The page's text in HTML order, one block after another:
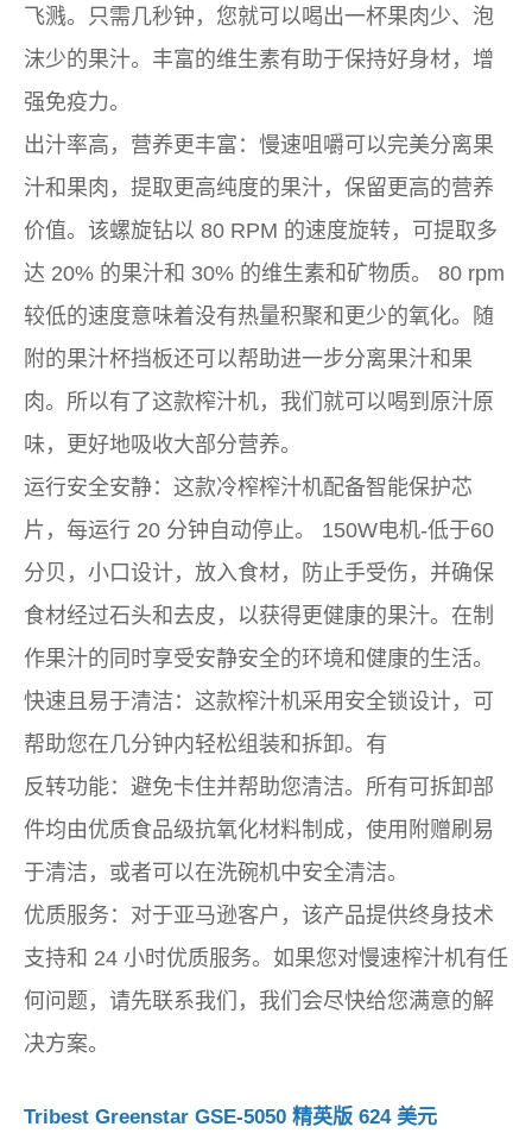
飞溅。只需几秒钟，您就可以喝出一杯果肉少、泡
沫少的果汁。丰富的维生素有助于保持好身材，增
强免疫力。
出汁率高，营养更丰富：慢速咀嚼可以完美分离果
汁和果肉，提取更高纯度的果汁，保留更高的营养
价值。该螺旋钻以 80 RPM 的速度旋转，可提取多
达 20% 的果汁和 30% 的维生素和矿物质。 80 rpm
较低的速度意味着没有热量积聚和更少的氧化。随
附的果汁杯挡板还可以帮助进一步分离果汁和果
肉。所以有了这款榨汁机，我们就可以喝到原汁原
味，更好地吸收大部分营养。
运行安全安静：这款冷榨榨汁机配备智能保护芯
片，每运行 20 分钟自动停止。 150W电机-低于60
分贝，小口设计，放入食材，防止手受伤，并确保
食材经过石头和去皮，以获得更健康的果汁。在制
作果汁的同时享受安静安全的环境和健康的生活。
快速且易于清洁：这款榨汁机采用安全锁设计，可
帮助您在几分钟内轻松组装和拆卸。有
反转功能：避免卡住并帮助您清洁。所有可拆卸部
件均由优质食品级抗氧化材料制成，使用附赠刷易
于清洁，或者可以在洗碗机中安全清洁。
优质服务：对于亚马逊客户，该产品提供终身技术
支持和 24 小时优质服务。如果您对慢速榨汁机有任
何问题，请先联系我们，我们会尽快给您满意的解
决方案。
Tribest Greenstar GSE-5050 精英版 624 美元